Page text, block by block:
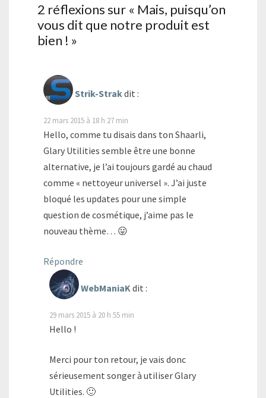
2 réflexions sur « Mais, puisqu’on
vous dit que notre produit est
bien ! »
Strik-Strakdit :
22 mars 2015 à 18 h 27 min
Hello, comme tu disais dans ton Shaarli,
Glary Utilities semble être une bonne
alternative, je l’ai toujours gardé au chaud
comme « nettoyeur universel ». J’ai juste
bloqué les updates pour une simple
question de cosmétique, j’aime pas le
nouveau thème… 😛
Répondre
WebManiaK dit :
29 mars 2015 à 20 h 55 min
Hello !
Merci pour ton retour, je vais donc
sérieusement songer à utiliser Glary
Utilities. 🙂